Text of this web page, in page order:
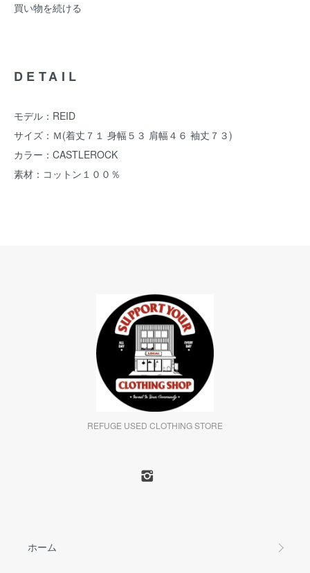
買い物を続ける
DETAIL
モデル：REID
サイズ：Ｍ(着丈７１ 身幅５３ 肩幅４６ 袖丈７３)
カラー：CASTLEROCK
素材：コットン１００％
REFUGE USED CLOTHING STORE
ホーム